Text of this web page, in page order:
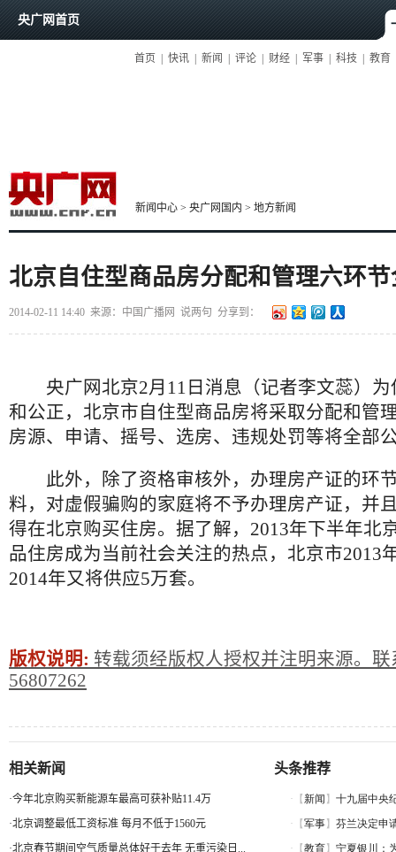
央广网首页
首页 快讯 新闻 评论 财经 军事 科技 教育
新闻中心 > 央广网国内 > 地方新闻
北京自住型商品房分配和管理六环
2014-02-11 14:40 来源：中国广播网 说两句 分享到：
央广网北京2月11日消息（记者李文蕊）为
和公正，北京市自住型商品房将采取分配和管
房源、申请、摇号、选房、违规处罚等将全部
此外，除了资格审核外，办理房产证的环
料，对虚假骗购的家庭将不予办理房产证，并
得在北京购买住房。据了解，2013年下半年北
品住房成为当前社会关注的热点，北京市2013
2014年又将供应5万套。
版权说明: 转载须经版权人授权并注明来源。联
56807262
相关新闻
·今年北京购买新能源车最高可获补贴11.4万
·北京调整最低工资标准 每月不低于1560元
·北京春节期间空气质量总体好于去年 无重污染日...
头条推荐